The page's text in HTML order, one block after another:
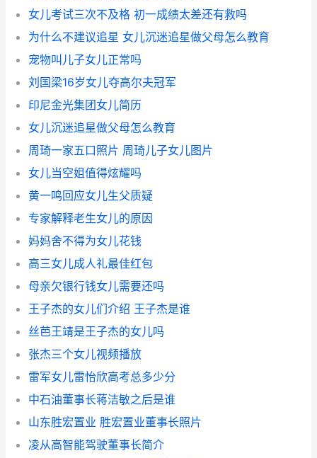
女儿考试三次不及格 初一成绩太差还有救吗
为什么不建议追星 女儿沉迷追星做父母怎么教育
宠物叫儿子女儿正常吗
刘国梁16岁女儿夺高尔夫冠军
印尼金光集团女儿简历
女儿沉迷追星做父母怎么教育
周琦一家五口照片 周琦儿子女儿图片
女儿当空姐值得炫耀吗
黄一鸣回应女儿生父质疑
专家解释老生女儿的原因
妈妈舍不得为女儿花钱
高三女儿成人礼最佳红包
母亲欠银行钱女儿需要还吗
王子杰的女儿们介绍 王子杰是谁
丝芭王靖是王子杰的女儿吗
张杰三个女儿视频播放
雷军女儿雷怡欣高考总多少分
中石油董事长蒋洁敏之后是谁
山东胜宏置业 胜宏置业董事长照片
凌从高智能驾驶董事长简介